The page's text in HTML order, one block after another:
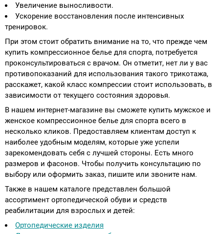
Увеличение выносливости.
Ускорение восстановления после интенсивных
тренировок.
При этом стоит обратить внимание на то, что прежде чем
купить компрессионное белье для спорта, потребуется
проконсультироваться с врачом. Он отметит, нет ли у вас
противопоказаний для использования такого трикотажа,
расскажет, какой класс компрессии стоит использовать, в
зависимости от текущего состояния здоровья.
В нашем интернет-магазине вы сможете купить мужское и
женское компрессионное белье для спорта всего в
несколько кликов. Предоставляем клиентам доступ к
наиболее удобным моделям, которые уже успели
зарекомендовать себя с лучшей стороны. Есть много
размеров и фасонов. Чтобы получить консультацию по
выбору или оформить заказ, пишите или звоните нам.
Также в нашем каталоге представлен большой
ассортимент ортопедической обуви и средств
реабилитации для взрослых и детей:
Ортопедические изделия